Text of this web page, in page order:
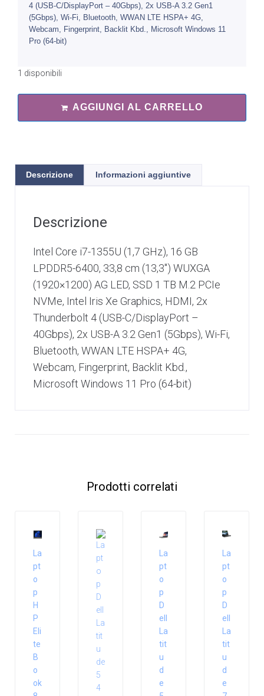
4 (USB-C/DisplayPort – 40Gbps), 2x USB-A 3.2 Gen1
(5Gbps), Wi-Fi, Bluetooth, WWAN LTE HSPA+ 4G,
Webcam, Fingerprint, Backlit Kbd., Microsoft Windows 11
Pro (64-bit)
1 disponibili
AGGIUNGI AL CARRELLO
Descrizione Informazioni aggiuntive
Descrizione
Intel Core i7-1355U (1,7 GHz), 16 GB
LPDDR5-6400, 33,8 cm (13,3″) WUXGA
(1920×1200) AG LED, SSD 1 TB M.2 PCIe
NVMe, Intel Iris Xe Graphics, HDMI, 2x
Thunderbolt 4 (USB-C/DisplayPort –
40Gbps), 2x USB-A 3.2 Gen1 (5Gbps), Wi-Fi,
Bluetooth, WWAN LTE HSPA+ 4G,
Webcam, Fingerprint, Backlit Kbd.,
Microsoft Windows 11 Pro (64-bit)
Prodotti correlati
La
pt
o
p
H
P
Eli
te
B
o
ok
La
pt
o
p
D
ell
La
tit
u
d
e
La
pt
o
p
D
ell
La
tit
u
d
e